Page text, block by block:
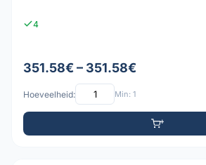
4
351.58€ – 351.58€
Hoeveelheid: Min: 1